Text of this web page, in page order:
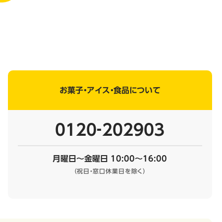
お菓子・アイス・食品について
0120‐202903
月曜日～金曜日 10:00～16:00
（祝日・窓口休業日を除く）